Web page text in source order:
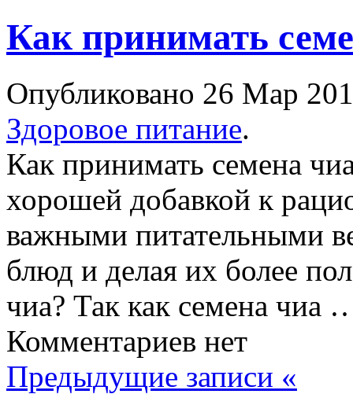
Как принимать
Опубликовано 26 Мар
Здоровое питание.
Как принимать семена
хорошей добавкой к
важными питательными
блюд и делая их более
чиа? Так как семена чиа
Комментариев нет
Предыдущие записи «